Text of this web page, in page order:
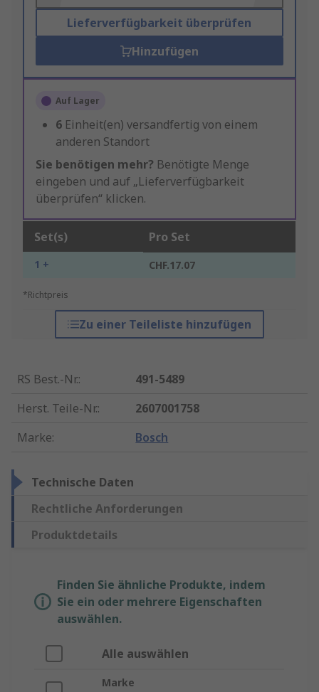
Lieferverfügbarkeit überprüfen
Hinzufügen
Auf Lager
6 Einheit(en) versandfertig von einem
anderen Standort
Sie benötigen mehr? Benötigte Menge
eingeben und auf „Lieferverfügbarkeit
überprüfen“ klicken.
Set(s) Pro Set
1 + CHF.17.07
*Richtpreis
Zu einer Teileliste hinzufügen
RS Best.-Nr.:
491-5489
Herst. Teile-Nr.:
2607001758
Marke: Bosch
Technische Daten
Rechtliche Anforderungen
Produktdetails
Finden Sie ähnliche Produkte, indem
Sie ein oder mehrere Eigenschaften
auswählen.
Alle auswählen
Marke